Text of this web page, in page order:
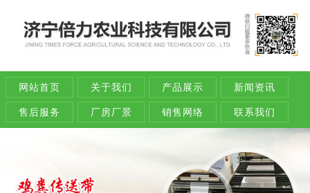
网站首页 关于我们 产品展示 新闻资讯
售后服务 厂房厂景 销售网络 联系我们